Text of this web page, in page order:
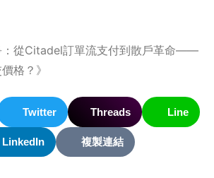
：從Citadel訂單流支付到散戶革命——
格？》
Twitter Threads Line
LinkedIn 複製連結